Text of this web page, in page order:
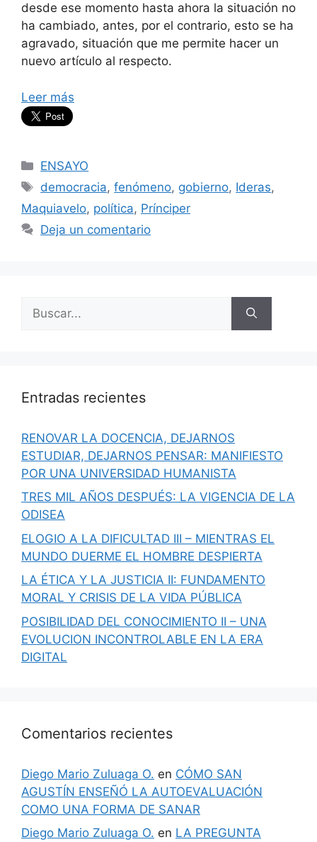
desde ese momento hasta ahora la situación no
ha cambiado, antes, por el contrario, esto se ha
agravado, situación que me permite hacer un
nuevo artículo al respecto.
Leer más
Categorías
ENSAYO
Etiquetas
democracia,fenómeno, gobierno, Ideras,
Maquiavelo, política, Prínciper
Deja un comentario
Entradas recientes
RENOVAR LA DOCENCIA, DEJARNOS
ESTUDIAR, DEJARNOS PENSAR: MANIFIESTO
POR UNA UNIVERSIDAD HUMANISTA
TRES MIL AÑOS DESPUÉS: LA VIGENCIA DE LA
ODISEA
ELOGIO A LA DIFICULTAD III – MIENTRAS EL
MUNDO DUERME EL HOMBRE DESPIERTA
LA ÉTICA Y LA JUSTICIA II: FUNDAMENTO
MORAL Y CRISIS DE LA VIDA PÚBLICA
POSIBILIDAD DEL CONOCIMIENTO II – UNA
EVOLUCION INCONTROLABLE EN LA ERA
DIGITAL
Comentarios recientes
Diego Mario Zuluaga O. en CÓMO SAN
AGUSTÍN ENSEÑÓ LA AUTOEVALUACIÓN
COMO UNA FORMA DE SANAR
Diego Mario Zuluaga O. en LA PREGUNTA